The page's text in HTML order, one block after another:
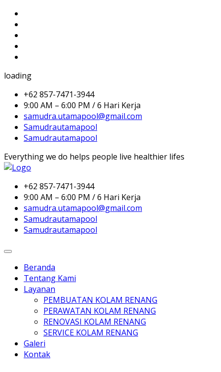
loading
+62 857-7471-3944
9:00 AM – 6:00 PM / 6 Hari Kerja
samudra.utamapool@gmail.com
Samudrautamapool
Samudrautamapool
Everything we do helps people live healthier lifes
+62 857-7471-3944
9:00 AM – 6:00 PM / 6 Hari Kerja
samudra.utamapool@gmail.com
Samudrautamapool
Samudrautamapool
Beranda
Tentang Kami
Layanan
PEMBUATAN KOLAM RENANG
PERAWATAN KOLAM RENANG
RENOVASI KOLAM RENANG
SERVICE KOLAM RENANG
Galeri
Kontak